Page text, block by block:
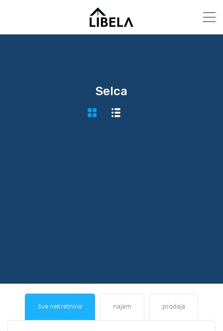
Selca
Sve nekretnine najam prodaja